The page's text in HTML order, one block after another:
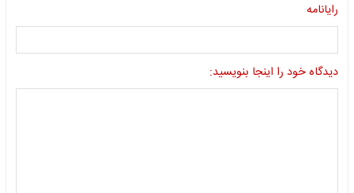
رایانامه
دیدگاه خود را اینجا بنویسید: